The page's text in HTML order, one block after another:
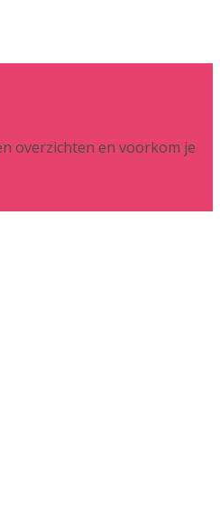
overzichten en voorkom je